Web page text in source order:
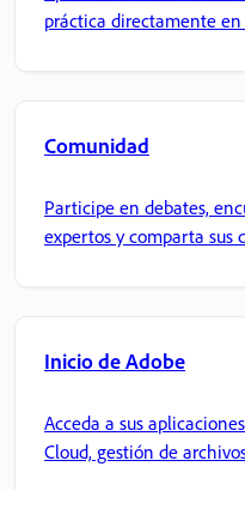
práctica directamente
Comunidad
Participe en debates,
expertos y comparta sus
Inicio de Adobe
Acceda a sus
Cloud, gestión de